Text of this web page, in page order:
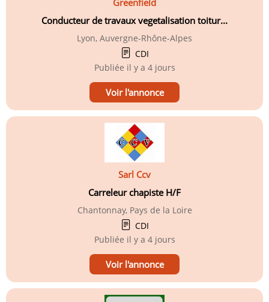
Greenfield
Conducteur de travaux vegetalisation toitur...
Lyon, Auvergne-Rhône-Alpes
CDI
Publiée il y a 4 jours
Voir l'annonce
Sarl Ccv
Carreleur chapiste H/F
Chantonnay, Pays de la Loire
CDI
Publiée il y a 4 jours
Voir l'annonce